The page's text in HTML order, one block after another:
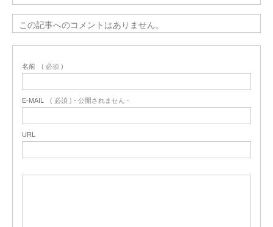
この記事へのコメントはありません。
名前 ( 必須 )
E-MAIL ( 必須 ) - 公開されません -
URL